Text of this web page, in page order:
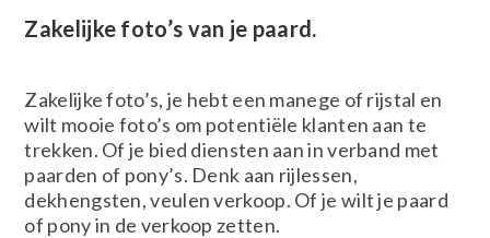
Zakelijke foto’s van je paard.
Zakelijke foto’s, je hebt een manege of rijstal en
wilt mooie foto’s om potentiële klanten aan te
trekken. Of je bied diensten aan in verband met
paarden of pony’s. Denk aan rijlessen,
dekhengsten, veulen verkoop. Of je wilt je paard
of pony in de verkoop zetten.